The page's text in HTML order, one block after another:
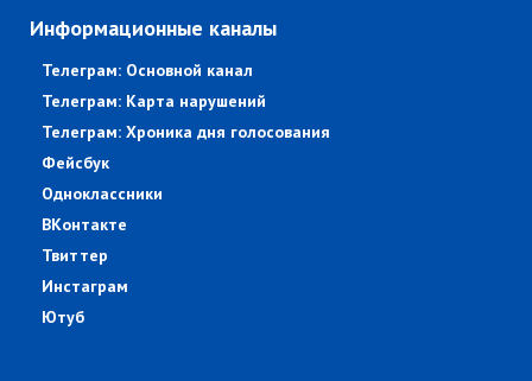
Информационные каналы
Телеграм: Основной канал
Телеграм: Карта нарушений
Телеграм: Хроника дня голосования
Фейсбук
Одноклассники
ВКонтакте
Твиттер
Инстаграм
Ютуб